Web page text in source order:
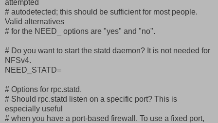
attempted
# autodetected; this should be sufficient for most people.
Valid alternatives
# for the NEED_ options are "yes" and "no".
# Do you want to start the statd daemon? It is not needed for
NFSv4.
NEED_STATD=
# Options for rpc.statd.
# Should rpc.statd listen on a specific port? This is
especially useful
# when you have a port-based firewall. To use a fixed port,